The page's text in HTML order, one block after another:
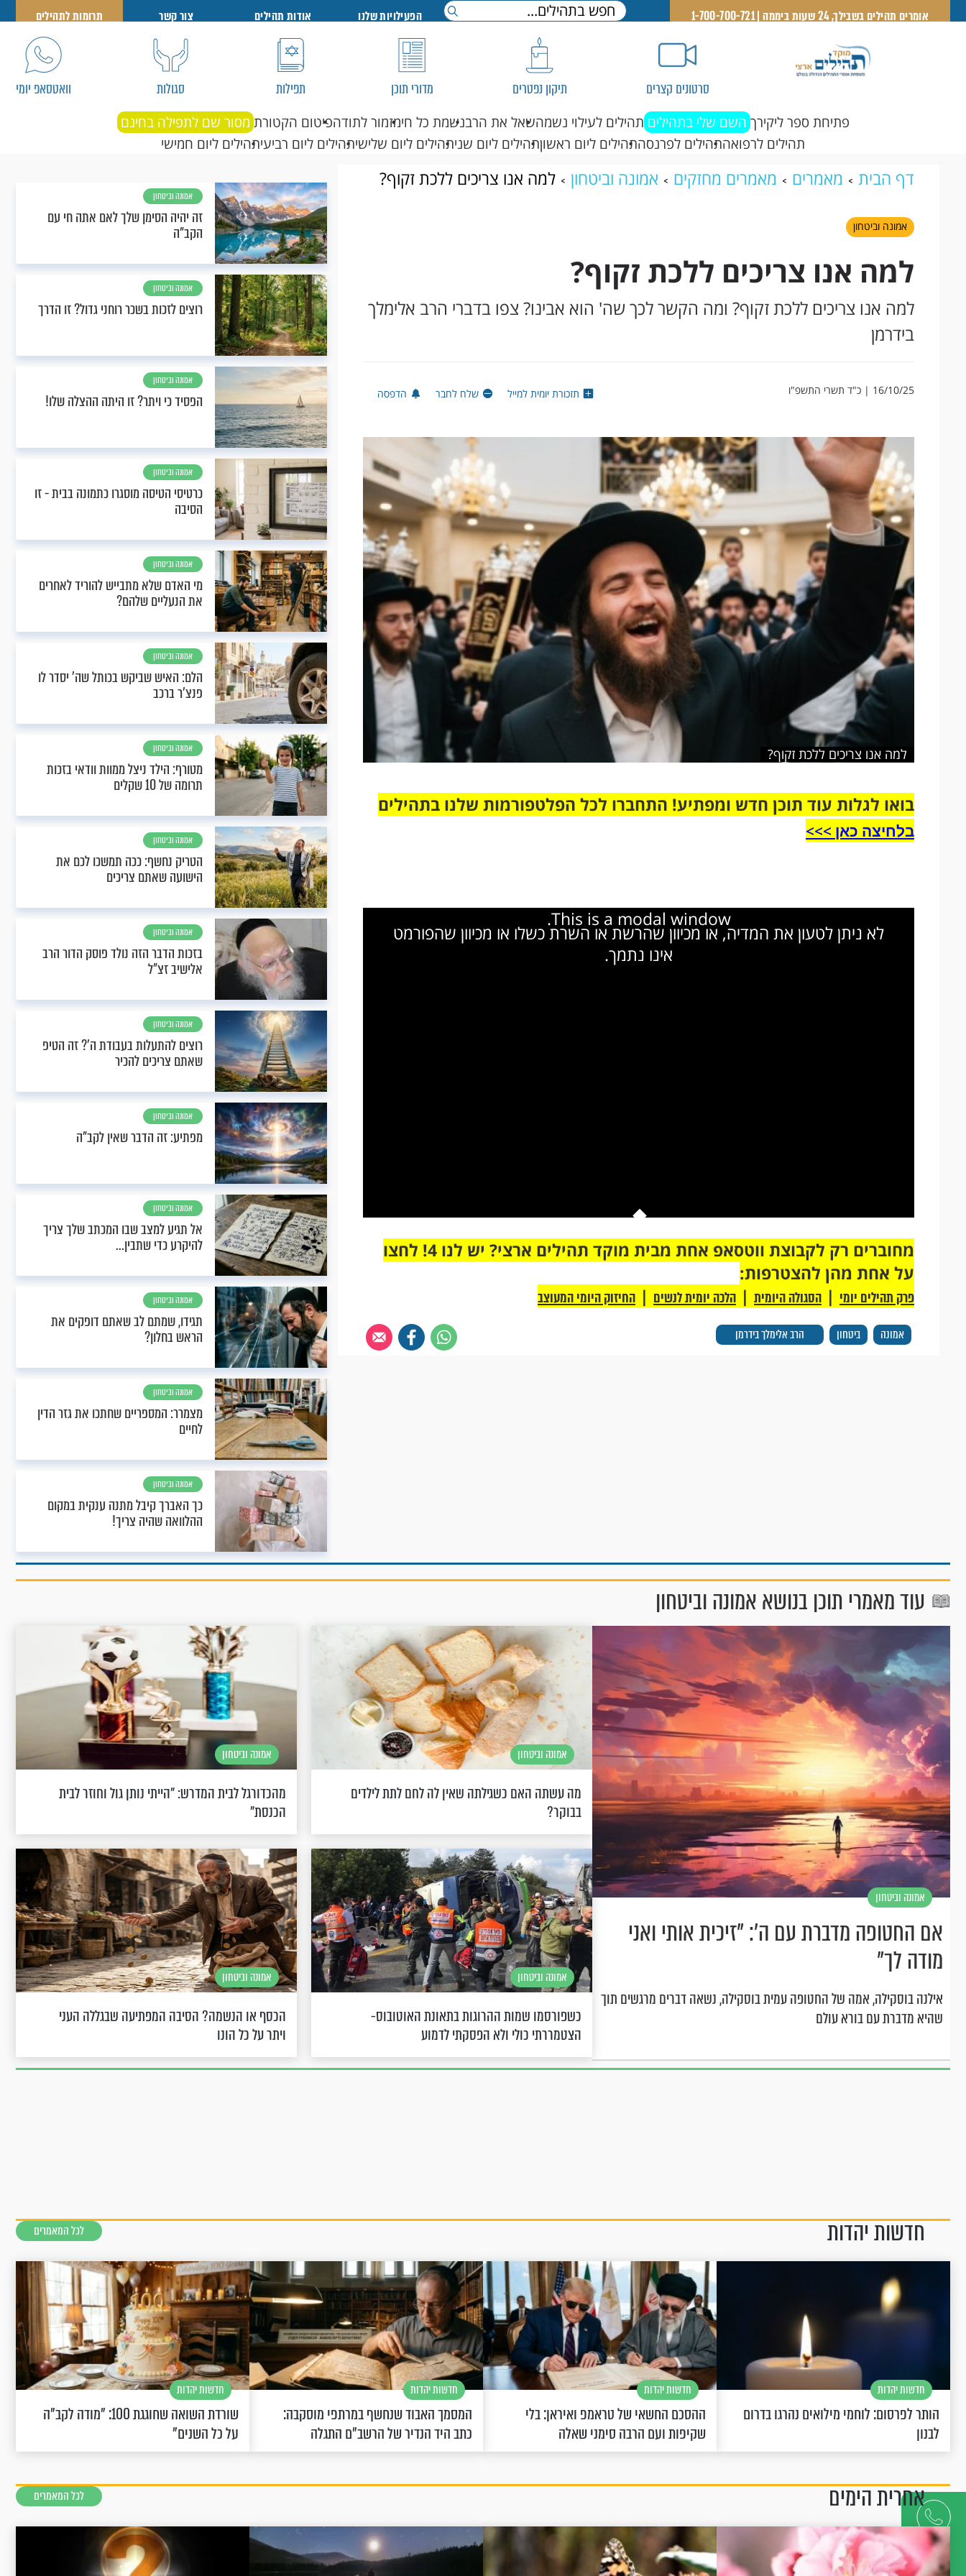
דברו
איתנו
אומרים תהילים בשבילך, 24 שעות ביממה | 1-700-700-721 הפעילויות שלנו אודות תהילים צור קשר תרומות לתהילים
סרטונים קצרים תיקון נפטרים מדורי תוכן תפילות סגולות וואטסאפ יומי
פתיחת ספר ליקירך השם שלי בתהילים תהילים לעילוי נשמהשאל את הרבנשמת כל חימזמור לתודהפיטום הקטורת מסור שם לתפילה בחינם
תהילים לרפואהתהילים לפרנסהתהילים ליום ראשוןתהילים ליום שניתהילים ליום שלישיתהילים ליום רביעיתהילים ליום חמישי
דף הבית מאמרים מאמרים מחזקים אמונה וביטחון למה אנו צריכים ללכת זקוף?
אמונה וביטחון
למה אנו צריכים ללכת זקוף?
למה אנו צריכים ללכת זקוף? ומה הקשר לכך שה' הוא אבינו? צפו בדברי הרב אלימלך
בידרמן
16/10/25 | כ"ד תשרי התשפ"ו תזכורת יומית למייל שלח לחבר הדפסה
למה אנו צריכים ללכת זקוף?
בואו לגלות עוד תוכן חדש ומפתיע! התחברו לכל הפלטפורמות שלנו בתהילים
בלחיצה כאן >>>​
This is a modal window.
לא ניתן לטעון את המדיה, או מכיוון שהרשת או השרת כשלו או מכיוון שהפורמט
אינו נתמך.
אמונה ביטחון הרב אלימלך בידרמן
מחוברים רק לקבוצת ווטסאפ אחת מבית מוקד תהילים ארצי? יש לנו 4! לחצו
על אחת מהן להצטרפות:
פרק תהילים יומי | הסגולה היומית | הלכה יומית לנשים | החיזוק היומי המעוצב
אמונה וביטחון
זה יהיה הסימן שלך לאם אתה חי עם
הקב"ה
אמונה וביטחון
רוצים לזכות בשכר רוחני גדול? זו הדרך
אמונה וביטחון
הפסיד כי ויתר? זו היתה ההצלה שלו!
אמונה וביטחון
כרטיסי הטיסה מוסגרו כתמונה בבית - זו
הסיבה
אמונה וביטחון
מי האדם שלא מתבייש להוריד לאחרים
את הנעליים שלהם?
אמונה וביטחון
הלם: האיש שביקש בכותל שה' יסדר לו
פנצ'ר ברכב
אמונה וביטחון
מטורף: הילד ניצל ממוות וודאי בזכות
תרומה של 10 שקלים
אמונה וביטחון
הטריק נחשף: ככה תמשכו לכם את
הישועה שאתם צריכים
אמונה וביטחון
בזכות הדבר הזה נולד פוסק הדור הרב
אלישיב זצ"ל
אמונה וביטחון
רוצים להתעלות בעבודת ה'? זה הטיפ
שאתם צריכים להכיר
אמונה וביטחון
מפתיע: זה הדבר שאין לקב"ה
אמונה וביטחון
אל תגיע למצב שבו המכתב שלך צריך
להיקרע כדי שתבין...
אמונה וביטחון
תגידו, שמתם לב שאתם דופקים את
הראש בחלון?
אמונה וביטחון
מצמרר: המספריים שחתכו את גזר הדין
לחיים
אמונה וביטחון
כך האברך קיבל מתנה ענקית במקום
ההלוואה שהיה צריך!
עוד מאמרי תוכן בנושא אמונה וביטחון
אמונה וביטחון
אם החטופה מדברת עם ה': "זיכית אותי ואני
מודה לך"
אילנה בוסקילה, אמה של החטופה עמית בוסקילה, נשאה דברים מרגשים תוך
שהיא מדברת עם בורא עולם
אמונה וביטחון
מה עשתה האם כשגילתה שאין לה לחם לתת לילדים
בבוקר?
אמונה וביטחון
מהכדורגל לבית המדרש: "הייתי נותן גול וחוזר לבית
הכנסת"
אמונה וביטחון
כשפורסמו שמות ההרוגות בתאונת האוטובוס-
הצטמררתי כולי ולא הפסקתי לדמוע
אמונה וביטחון
הכסף או הנשמה? הסיבה המפתיעה שבגללה העני
ויתר על כל הונו
חדשות יהדות לכל המאמרים
חדשות יהדות
הותר לפרסום: לוחמי מילואים נהרגו בדרום
לבנון
חדשות יהדות
ההסכם החשאי של טראמפ ואיראן: בלי
שקיפות ועם הרבה סימני שאלה
חדשות יהדות
המסמך האבוד שנחשף במרתפי מוסקבה:
כתב היד הנדיר של הרשב"ם התגלה
חדשות יהדות
שורדת השואה שחוגגת 100: "מודה לקב"ה
על כל השנים"
אחרית הימים לכל המאמרים